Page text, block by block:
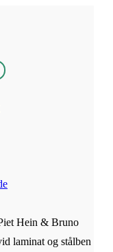
Hein & Bruno
laminat og stålben